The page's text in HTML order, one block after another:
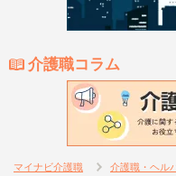
介護職コラム
マイナビ介護職 介護職・ヘル